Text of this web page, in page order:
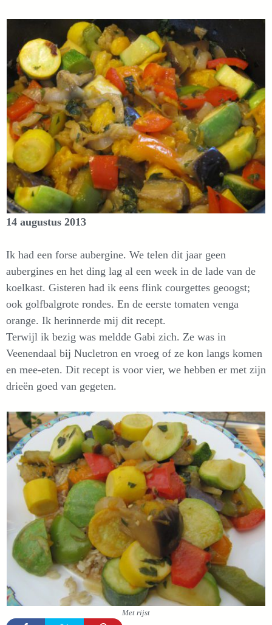
14 augustus 2013
Ik had een forse aubergine. We telen dit jaar geen
aubergines en het ding lag al een week in de lade van de
koelkast. Gisteren had ik eens flink courgettes geoogst;
ook golfbalgrote rondes. En de eerste tomaten venga
orange. Ik herinnerde mij dit recept.
Terwijl ik bezig was meldde Gabi zich. Ze was in
Veenendaal bij Nucletron en vroeg of ze kon langs komen
en mee-eten. Dit recept is voor vier, we hebben er met zijn
drieën goed van gegeten.
Met rijst